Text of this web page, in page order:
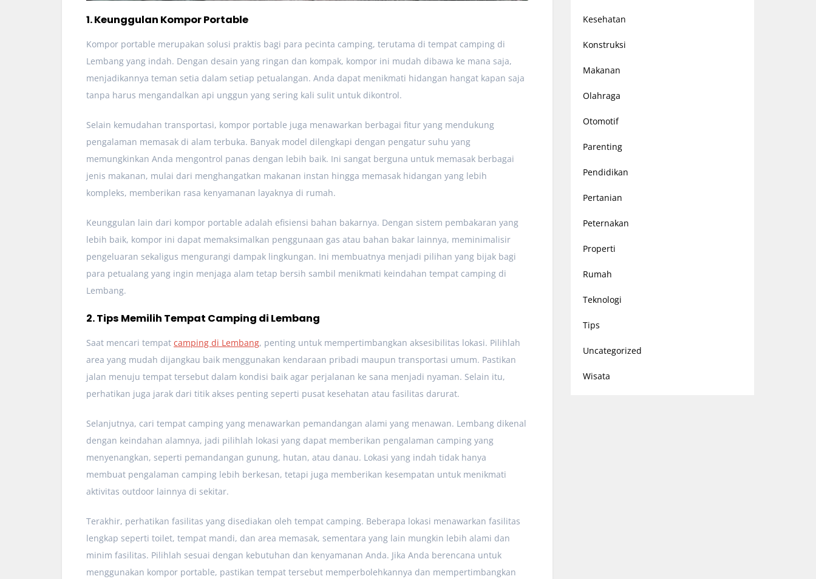
1. Keunggulan Kompor Portable
Kompor portable merupakan solusi praktis bagi para pecinta camping, terutama di tempat camping di
Lembang yang indah. Dengan desain yang ringan dan kompak, kompor ini mudah dibawa ke mana saja,
menjadikannya teman setia dalam setiap petualangan. Anda dapat menikmati hidangan hangat kapan saja
tanpa harus mengandalkan api unggun yang sering kali sulit untuk dikontrol.
Selain kemudahan transportasi, kompor portable juga menawarkan berbagai fitur yang mendukung
pengalaman memasak di alam terbuka. Banyak model dilengkapi dengan pengatur suhu yang
memungkinkan Anda mengontrol panas dengan lebih baik. Ini sangat berguna untuk memasak berbagai
jenis makanan, mulai dari menghangatkan makanan instan hingga memasak hidangan yang lebih
kompleks, memberikan rasa kenyamanan layaknya di rumah.
Keunggulan lain dari kompor portable adalah efisiensi bahan bakarnya. Dengan sistem pembakaran yang
lebih baik, kompor ini dapat memaksimalkan penggunaan gas atau bahan bakar lainnya, meminimalisir
pengeluaran sekaligus mengurangi dampak lingkungan. Ini membuatnya menjadi pilihan yang bijak bagi
para petualang yang ingin menjaga alam tetap bersih sambil menikmati keindahan tempat camping di
Lembang.
2. Tips Memilih Tempat Camping di Lembang
Saat mencari tempat camping di Lembang, penting untuk mempertimbangkan aksesibilitas lokasi. Pilihlah
area yang mudah dijangkau baik menggunakan kendaraan pribadi maupun transportasi umum. Pastikan
jalan menuju tempat tersebut dalam kondisi baik agar perjalanan ke sana menjadi nyaman. Selain itu,
perhatikan juga jarak dari titik akses penting seperti pusat kesehatan atau fasilitas darurat.
Selanjutnya, cari tempat camping yang menawarkan pemandangan alami yang menawan. Lembang dikenal
dengan keindahan alamnya, jadi pilihlah lokasi yang dapat memberikan pengalaman camping yang
menyenangkan, seperti pemandangan gunung, hutan, atau danau. Lokasi yang indah tidak hanya
membuat pengalaman camping lebih berkesan, tetapi juga memberikan kesempatan untuk menikmati
aktivitas outdoor lainnya di sekitar.
Terakhir, perhatikan fasilitas yang disediakan oleh tempat camping. Beberapa lokasi menawarkan fasilitas
lengkap seperti toilet, tempat mandi, dan area memasak, sementara yang lain mungkin lebih alami dan
minim fasilitas. Pilihlah sesuai dengan kebutuhan dan kenyamanan Anda. Jika Anda berencana untuk
menggunakan kompor portable, pastikan tempat tersebut memperbolehkannya dan mempertimbangkan
Kesehatan
Konstruksi
Makanan
Olahraga
Otomotif
Parenting
Pendidikan
Pertanian
Peternakan
Properti
Rumah
Teknologi
Tips
Uncategorized
Wisata